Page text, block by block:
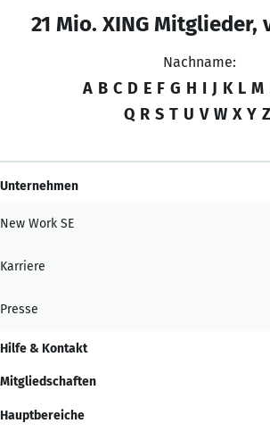
21 Mio. XING Mitglieder,
Nachname:
A B C D E F G H I J K L M
Q R S T U V W X Y Z
Unternehmen
New Work SE
Karriere
Presse
Hilfe & Kontakt
Mitgliedschaften
Hauptbereiche